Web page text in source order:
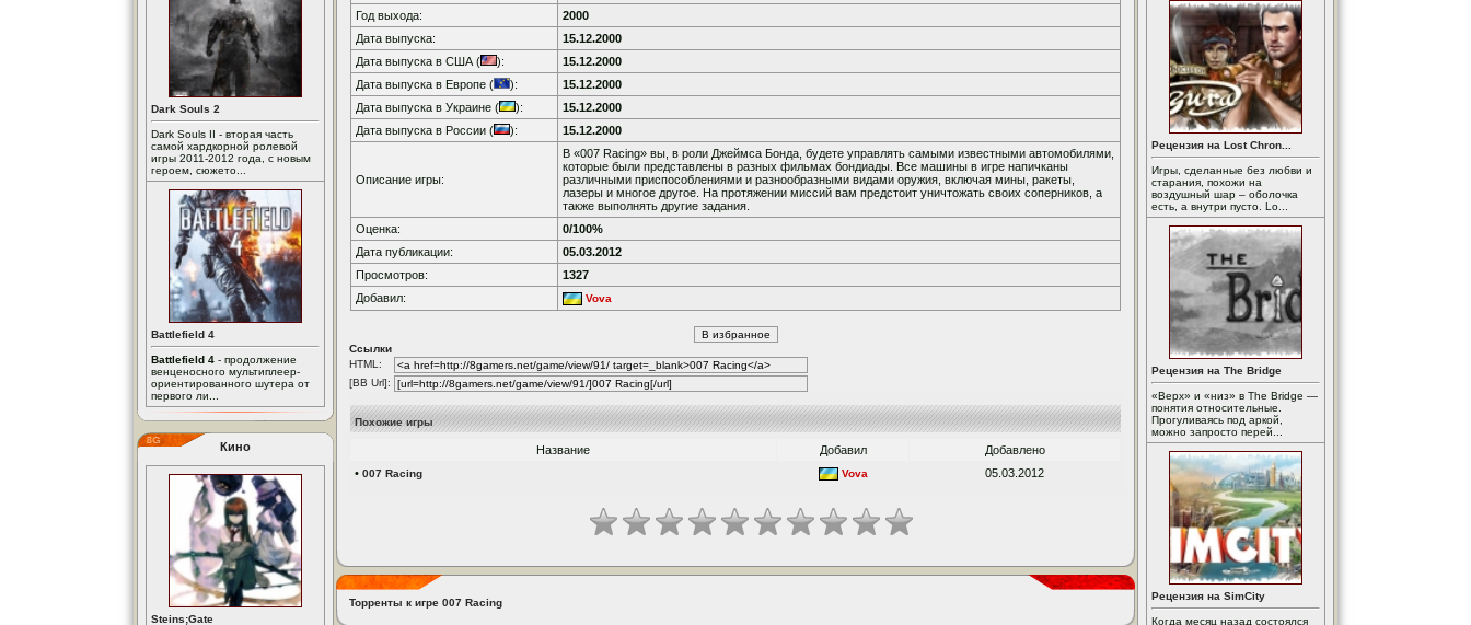
Dark Souls 2
Dark Souls II - вторая часть
самой хардкорной ролевой
игры 2011-2012 года, с новым
героем, сюжето...
Battlefield 4
Battlefield 4 - продолжение
венценосного мультиплеер-
ориентированного шутера от
первого ли...
Кино
Steins;Gate
Год выхода:
2000
Дата выпуска:
15.12.2000
Дата выпуска в США (
):
15.12.2000
Дата выпуска в Европе (
):
15.12.2000
Дата выпуска в Украине (
):
15.12.2000
Дата выпуска в России (
): 15.12.2000
Описание игры:
В «007 Racing» вы, в роли Джеймса Бонда, будете управлять самыми известными автомобилями,
которые были представлены в разных фильмах бондиады. Все машины в игре напичканы
различными приспособлениями и разнообразными видами оружия, включая мины, ракеты,
лазеры и многое другое. На протяжении миссий вам предстоит уничтожать своих соперников, а
также выполнять другие задания.
Оценка:
0/100%
Дата публикации:
05.03.2012
Просмотров:
1327
Добавил:
Vova
Ссылки
HTML:
[BB Url]:
Похожие игры
Название Добавил
Добавлено
• 007 Racing Vova 05.03.2012
Торренты к игре 007 Racing
Рецензия на Lost Chron...
Игры, сделанные без любви и
старания, похожи на
воздушный шар – оболочка
есть, а внутри пусто. Lo...
Рецензия на The Bridge
«Верх» и «низ» в The Bridge —
понятия относительные.
Прогуливаясь под аркой,
можно запросто перей...
Рецензия на SimCity
Когда месяц назад состоялся